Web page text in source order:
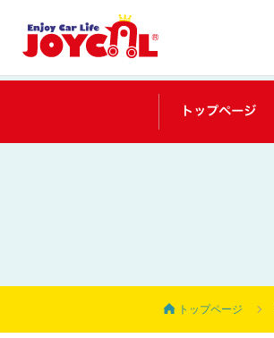
トップページ